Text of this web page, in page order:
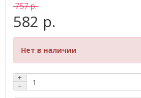
757 р.
582 р.
Нет в наличии
+
−